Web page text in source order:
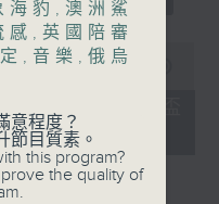
20:29
士統計世界盃
和
語
海豹 , 澳洲鯊
感 , 英國陪審
, 音樂 , 俄烏
意程度？
節目質素。
this program?
the quality of